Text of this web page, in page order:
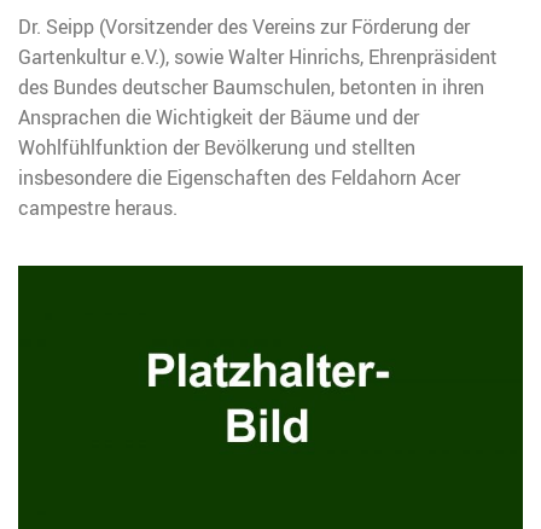
Dr. Seipp (Vorsitzender des Vereins zur Förderung der
Gartenkultur e.V.), sowie Walter Hinrichs, Ehrenpräsident
des Bundes deutscher Baumschulen, betonten in ihren
Ansprachen die Wichtigkeit der Bäume und der
Wohlfühlfunktion der Bevölkerung und stellten
insbesondere die Eigenschaften des Feldahorn Acer
campestre heraus.